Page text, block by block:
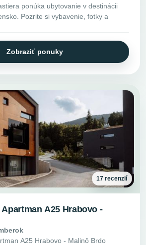
ponúka ubytovanie v destinácii
Pozrite si vybavenie, fotky a
Zobraziť ponuky
17 recenzií
A25 Hrabovo -
A25 Hrabovo - Malinô Brdo